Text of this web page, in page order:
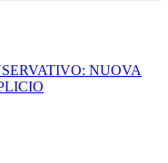
NUOVA